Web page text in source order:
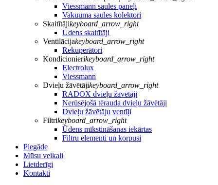
Viessmann saules paneļi
Vakuuma saules kolektori
Skaitītājikeyboard_arrow_right
Ūdens skaitītāji
Ventilācijakeyboard_arrow_right
Rekuperātori
Kondicionierikeyboard_arrow_right
Electrolux
Viessmann
Dvieļu žāvētājikeyboard_arrow_right
RADOX dvieļu žāvētāji
Nerūsējošā tērauda dvieļu žāvētāji
Dvieļu žāvētāju ventīļi
Filtrikeyboard_arrow_right
Ūdens mīkstināšanas iekārtas
Filtru elementi un korpusi
Piegāde
Mūsu veikali
Lietderīgi
Kontakti